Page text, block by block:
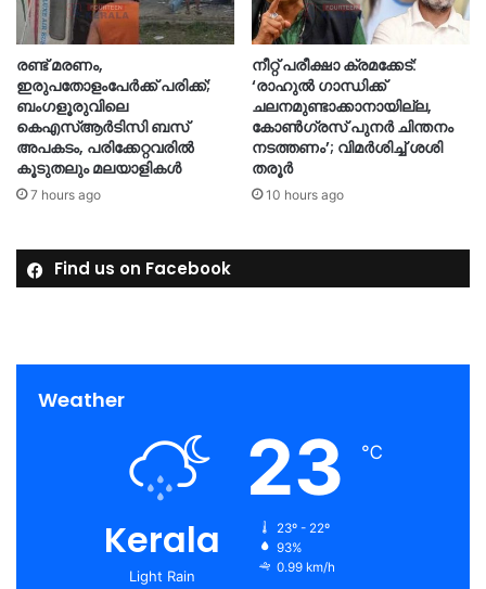
രണ്ട് മരണം,
ഇരുപതോളംപേർക്ക് പരിക്ക്;
ബംഗളൂരുവിലെ
കെഎസ്ആർടിസി ബസ്
അപകടം, പരിക്കേറ്റവരിൽ
കൂടുതലും മലയാളികൾ
7 hours ago
നീറ്റ് പരീക്ഷാ ക്രമക്കേട്:
‘രാഹുൽ ഗാന്ധിക്ക്
ചലനമുണ്ടാക്കാനായില്ല,
കോൺഗ്രസ് പുനർ ചിന്തനം
നടത്തണം’; വിമർശിച്ച് ശശി
തരൂർ
10 hours ago
Find us on Facebook
Weather
Kerala
Light Rain
23 ℃
23º - 22º
93%
0.99 km/h